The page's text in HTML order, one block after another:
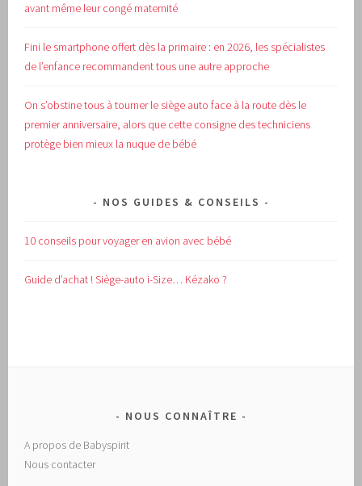
avant même leur congé maternité
Fini le smartphone offert dès la primaire : en 2026, les spécialistes
de l’enfance recommandent tous une autre approche
On s’obstine tous à tourner le siège auto face à la route dès le
premier anniversaire, alors que cette consigne des techniciens
protège bien mieux la nuque de bébé
NOS GUIDES & CONSEILS
10 conseils pour voyager en avion avec bébé
Guide d’achat !Siège-auto i-Size… Kézako ?
NOUS CONNAÎTRE
A propos de Babyspirit
Nous contacter